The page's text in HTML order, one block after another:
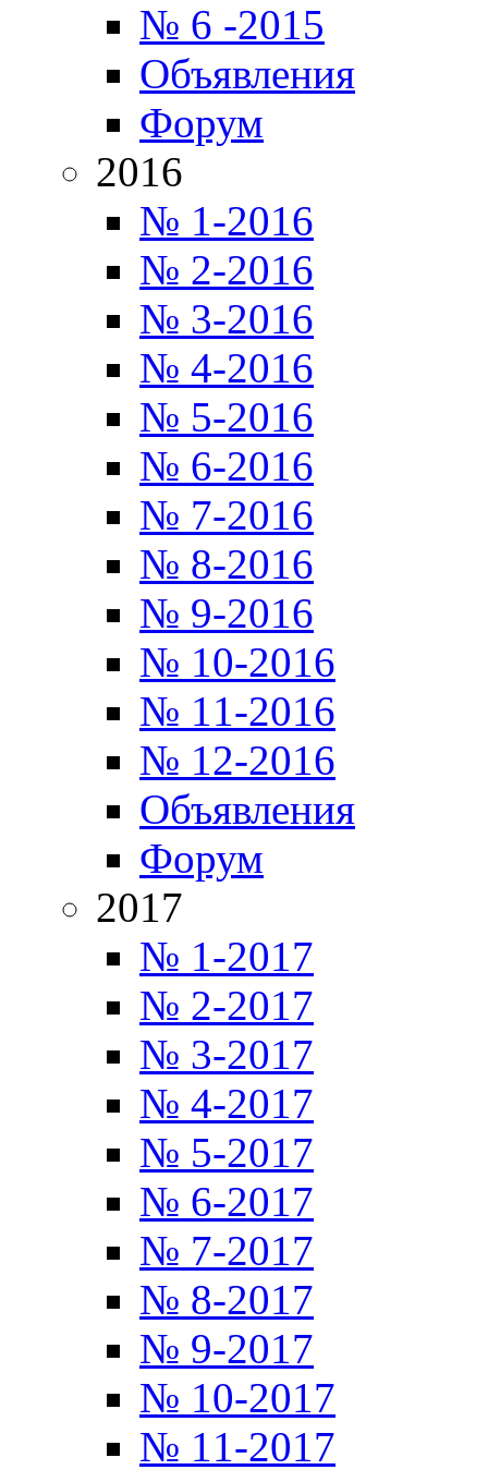
№ 6 -2015
Объявления
Форум
2016
№ 1-2016
№ 2-2016
№ 3-2016
№ 4-2016
№ 5-2016
№ 6-2016
№ 7-2016
№ 8-2016
№ 9-2016
№ 10-2016
№ 11-2016
№ 12-2016
Объявления
Форум
2017
№ 1-2017
№ 2-2017
№ 3-2017
№ 4-2017
№ 5-2017
№ 6-2017
№ 7-2017
№ 8-2017
№ 9-2017
№ 10-2017
№ 11-2017